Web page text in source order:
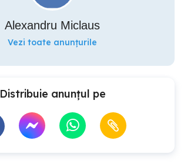
Alexandru Miclaus
Vezi toate anunțurile
Distribuie anunțul pe